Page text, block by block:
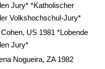
Jury* *Katholischer
Volkshochschul-Jury*
US 1981 *Lobende
Jury*
Nogueira, ZA 1982